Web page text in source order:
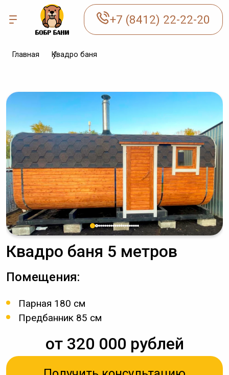
+7 (8412) 22-22-20
Главная Квадро баня
Квадро баня 5 метров
Помещения:
Парная 180 см
Предбанник 85 см
от 320 000 рублей